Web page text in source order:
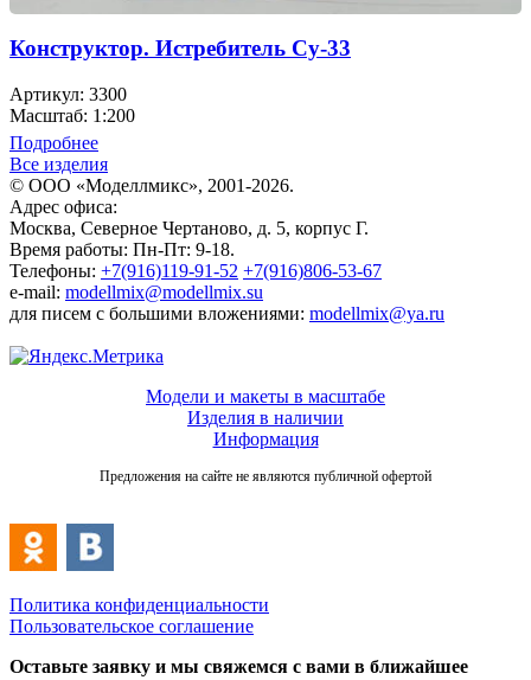
Конструктор. Истребитель Су-33
Артикул: 3300
Масштаб: 1:200
Подробнее
Все изделия
© ООО «Моделлмикс», 2001-2026.
Адрес офиса:
Москва, Северное Чертаново, д. 5, корпус Г.
Время работы: Пн-Пт: 9-18.
Телефоны: +7(916)119-91-52 +7(916)806-53-67
e-mail: modellmix@modellmix.su
для писем с большими вложениями: modellmix@ya.ru
Модели и макеты в масштабе
Изделия в наличии
Информация
Предложения на сайте не являются публичной офертой
Политика конфиденциальности
Пользовательское соглашение
Оставьте заявку и мы свяжемся с вами в ближайшее